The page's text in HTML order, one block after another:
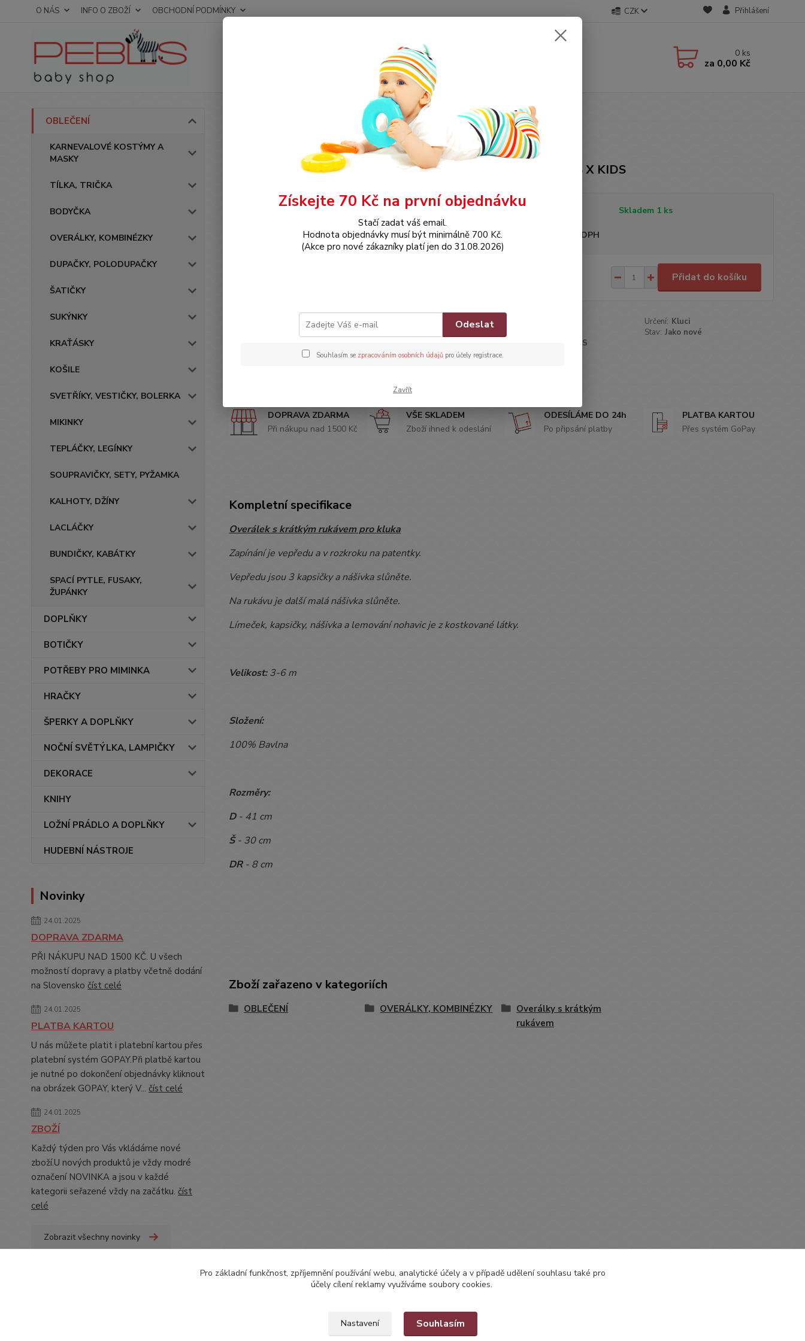
O NÁS INFO O ZBOŽÍ OBCHODNÍ PODMÍNKY CZK Přihlášení
Hledat 0 ks
za 0,00 Kč
OBLEČENÍ
KARNEVALOVÉ KOSTÝMY A
MASKY
TÍLKA, TRIČKA
BODYČKA
OVERÁLKY, KOMBINÉZKY
DUPAČKY, POLODUPAČKY
ŠATIČKY
SUKÝNKY
KRAŤÁSKY
KOŠILE
SVETŘÍKY, VESTIČKY, BOLERKA
MIKINKY
TEPLÁČKY, LEGÍNKY
SOUPRAVIČKY, SETY, PYŽAMKA
KALHOTY, DŽÍNY
LACLÁČKY
BUNDIČKY, KABÁTKY
SPACÍ PYTLE, FUSAKY,
ŽUPÁNKY
DOPLŇKY
BOTIČKY
POTŘEBY PRO MIMINKA
HRAČKY
ŠPERKY A DOPLŇKY
NOČNÍ SVĚTÝLKA, LAMPIČKY
DEKORACE
KNIHY
LOŽNÍ PRÁDLO A DOPLŇKY
HUDEBNÍ NÁSTROJE
Novinky
24.01.2025
DOPRAVA ZDARMA
PŘI NÁKUPU NAD 1500 KČ. U všech
možností dopravy a platby včetně dodání
na Slovensko číst celé
24.01.2025
PLATBA KARTOU
U nás můžete platit i platební kartou přes
platební systém GOPAY.Při platbě kartou
je nutné po dokončení objednávky kliknout
na obrázek GOPAY, který V... číst celé
24.01.2025
ZBOŽÍ
Každý týden pro Vás vkládáme nové
zboží.U nových produktů je vždy modré
označení NOVINKA a jsou v každé
kategorii seřazené vždy na začátku. číst
celé
Zobrazit všechny novinky
Overálek s krátkým rukávem
Overálek s krátkým rukávem
Značka: KRIS X KIDS
Skladem 1 ks
Nejsme plátci DPH
Přidat do košíku
Určení: Kluci
Stav: Jako nové
KRIS X KIDS
DOPRAVA ZDARMA
Při nákupu nad 1500 Kč
VŠE SKLADEM
Zboží ihned k odeslání
ODESÍLÁME DO 24h
Po připsání platby
PLATBA KARTOU
Přes systém GoPay
Kompletní specifikace
Overálek s krátkým rukávem pro kluka
Zapínání je vepředu a v rozkroku na patentky.
Vepředu jsou 3 kapsičky a nášivka slůněte.
Na rukávu je další malá nášivkaslůněte.
Límeček, kapsičky, nášivka a lemování nohavic je z kostkované látky.
Velikost:3-6 m
Složení:
100% Bavlna
Rozměry:
D- 41 cm
Š- 30 cm
DR- 8 cm
Zboží zařazeno v kategoriích
OBLEČENÍ OVERÁLKY, KOMBINÉZKY
Overálky s krátkým
rukávem
Získejte 70 Kč na první objednávku
Stačí zadat váš email.
Hodnota objednávky musí být minimálně 700 Kč.
(Akce pro nové zákazníky platí jen do 31.08.2026)
Odeslat
Souhlasím se zpracováním osobních údajůpro účely registrace.
Zavřít
Pro základní funkčnost, zpříjemnění používání webu, analytické účely a v případě udělení souhlasu také pro
účely cílení reklamy využíváme soubory cookies.
Nastavení Souhlasím